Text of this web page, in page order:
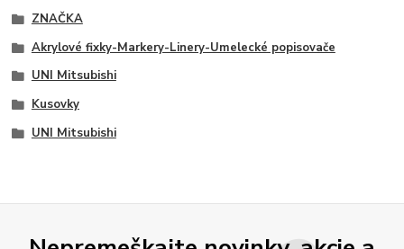
ZNAČKA
Akrylové fixky-Markery-Linery-Umelecké popisovače
UNI Mitsubishi
Kusovky
UNI Mitsubishi